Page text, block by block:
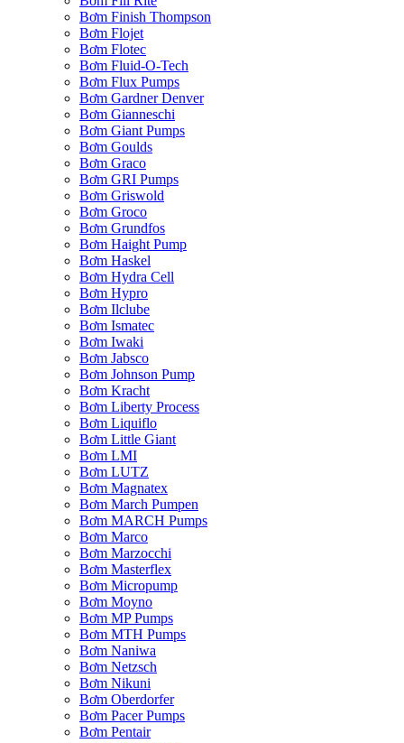
Bơm Finish Thompson
Bơm Flojet
Bơm Flotec
Bơm Fluid-O-Tech
Bơm Flux Pumps
Bơm Gardner Denver
Bơm Gianneschi
Bơm Giant Pumps
Bơm Goulds
Bơm Graco
Bơm GRI Pumps
Bơm Griswold
Bơm Groco
Bơm Grundfos
Bơm Haight Pump
Bơm Haskel
Bơm Hydra Cell
Bơm Hypro
Bơm Ilclube
Bơm Ismatec
Bơm Iwaki
Bơm Jabsco
Bơm Johnson Pump
Bơm Kracht
Bơm Liberty Process
Bơm Liquiflo
Bơm Little Giant
Bơm LMI
Bơm LUTZ
Bơm Magnatex
Bơm March Pumpen
Bơm MARCH Pumps
Bơm Marco
Bơm Marzocchi
Bơm Masterflex
Bơm Micropump
Bơm Moyno
Bơm MP Pumps
Bơm MTH Pumps
Bơm Naniwa
Bơm Netzsch
Bơm Nikuni
Bơm Oberdorfer
Bơm Pacer Pumps
Bơm Pentair